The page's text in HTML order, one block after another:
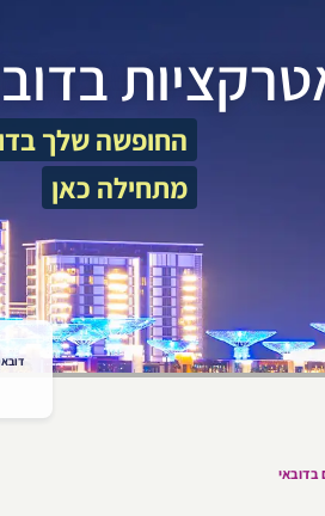
החופשה שלך
מתחילה כאן
בדובאי